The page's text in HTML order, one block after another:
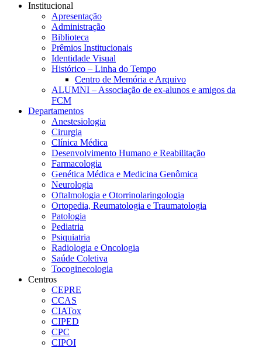
Institucional
Apresentação
Administração
Biblioteca
Prêmios Institucionais
Identidade Visual
Histórico – Linha do Tempo
Centro de Memória e Arquivo
ALUMNI – Associação de ex-alunos e amigos da
FCM
Departamentos
Anestesiologia
Cirurgia
Clínica Médica
Desenvolvimento Humano e Reabilitação
Farmacologia
Genética Médica e Medicina Genômica
Neurologia
Oftalmologia e Otorrinolaringologia
Ortopedia, Reumatologia e Traumatologia
Patologia
Pediatria
Psiquiatria
Radiologia e Oncologia
Saúde Coletiva
Tocoginecologia
Centros
CEPRE
CCAS
CIATox
CIPED
CPC
CIPOI